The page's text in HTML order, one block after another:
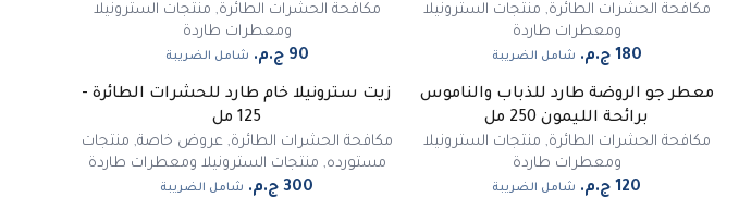
مكافحة الحشرات الطائرة, منتجات السترونيلا
ومعطرات طاردة
شامل الضريبة
مكافحة الحشرات الطائرة, منتجات السترونيلا
ومعطرات طاردة
شامل الضريبة
معطر جو الروضة طارد للذباب والناموس
برائحة الليمون 250 مل
مكافحة الحشرات الطائرة, منتجات السترونيلا
ومعطرات طاردة
شامل الضريبة
زيت سترونيلا خام طارد للحشرات الطائرة -
125 مل
مكافحة الحشرات الطائرة,عروض خاصة, منتجات
مستورده, منتجات السترونيلا ومعطرات طاردة
شامل الضريبة